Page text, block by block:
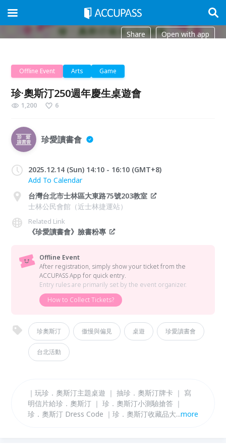
Share Open with app
Offline Event Arts Game
珍·奧斯汀250週年慶生桌遊會
1,200 6
珍愛讀書會
2025.12.14 (Sun) 14:10 - 16:10 (GMT+8)
Add To Calendar
台灣台北市士林區大東路75號203教室
士林公民會館（近士林捷運站）
Related Link
《珍愛讀書會》臉書粉專
Offline Event
After registration, simply show your ticket from the
ACCUPASS App for quick entry.
Entry rules are primarily set by the event organizer.
How to Collect Tickets?
珍奧斯汀 傲慢與偏見 桌遊 珍愛讀書會
台北活動
｜玩珍．奧斯汀主題桌遊 ｜ 抽珍．奧斯汀牌卡 ｜ 寫
明信片給珍．奧斯汀 ｜ 珍．奧斯汀小測驗搶答 ｜
珍．奧斯汀 Dress Code ｜珍．奧斯汀收藏品大集合！
...more